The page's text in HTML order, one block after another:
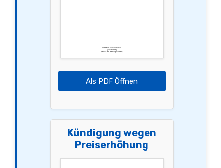
Mit freundlichen Grüßen,
[Unterschrift]
[Name des Leasingnehmers]
Als PDF Öffnen
Kündigung wegen
Preiserhöhung